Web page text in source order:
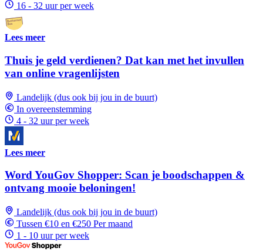
16 - 32 uur per week
Lees meer
Thuis je geld verdienen? Dat kan met het invullen
van online vragenlijsten
Landelijk (dus ook bij jou in de buurt)
In overeenstemming
4 - 32 uur per week
Lees meer
Word YouGov Shopper: Scan je boodschappen &
ontvang mooie beloningen!
Landelijk (dus ook bij jou in de buurt)
Tussen €10 en €250 Per maand
1 - 10 uur per week